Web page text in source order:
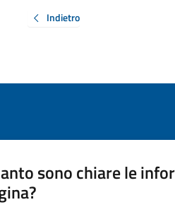
Indietro
sono chiare le